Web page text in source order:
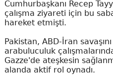
Cumhurbaşkanı Recep
çalışma ziyareti için bu
hareket etmişti.
Pakistan, ABD-İran
arabuluculuk
Gazze'de ateşkesin
alanda aktif rol oynadı.